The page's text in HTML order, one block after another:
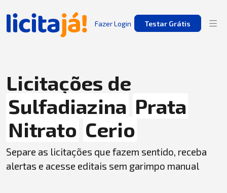
Fazer Login Testar Grátis
Licitações de
Sulfadiazina Prata
Nitrato Cerio
Separe as licitações que fazem sentido, receba
alertas e acesse editais sem garimpo manual